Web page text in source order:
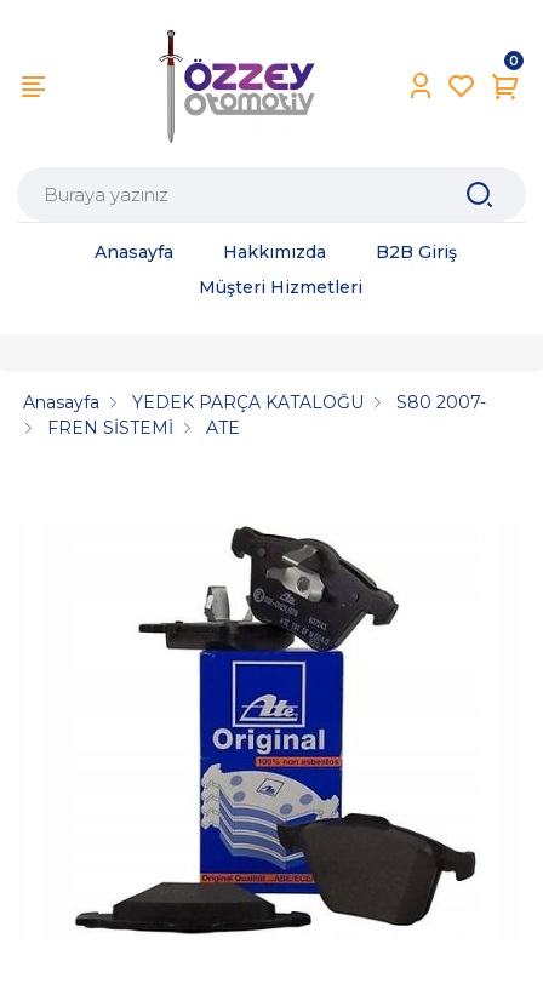
0
Anasayfa Hakkımızda
B2B Giriş
Müşteri Hizmetleri
Anasayfa YEDEK PARÇA KATALOĞU
S80 2007-
FREN SİSTEMİ
ATE